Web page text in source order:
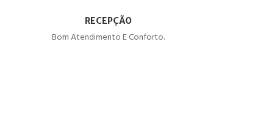
RECEPÇÃO
Bom Atendimento E Conforto.